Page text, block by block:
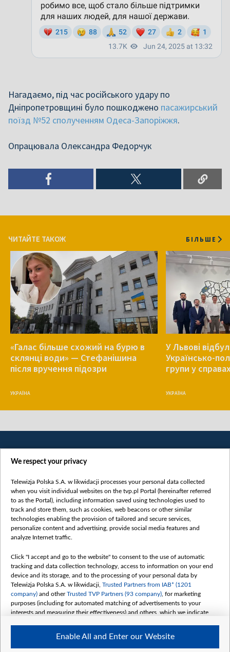
Нагадаємо, під час російського удару по
Дніпропетровщині було пошкоджено пасажирський
поїзд №52 сполученням Одеса-Запоріжжя.
Опрацювала Олександра Федорчук
ЧИТАЙТЕ ТАКОЖ БІЛЬШЕ
«Галас більше схожий на бурю в
склянці води» — Стефанішина
після вручення підозри
УКРАЇНА
У Львові
Українсько-
групи у
УКРАЇНА
Категорії
Новини
Докладно
Погляд
Цікаво
Slawa.tv
Про нас
Контакти
Правила використання матеріалів
We respect your privacy
Telewizja Polska S.A. w likwidacji processes your personal data collected
when you visit individual websites on the tvp.pl Portal (hereinafter referred
to as the Portal), including information saved using technologies used to
track and store them, such as cookies, web beacons or other similar
technologies enabling the provision of tailored and secure services,
personalize content and advertising, provide social media features and
analyze Internet traffic.
Click "I accept and go to the website" to consent to the use of automatic
tracking and data collection technology, access to information on your end
device and its storage, and to the processing of your personal data by
Telewizja Polska S.A. w likwidacji, Trusted Partners from IAB* (1201
company) and otherTrusted TVP Partners (93 company) , for marketing
purposes (including for automated matching of advertisements to your
interests and measuring their effectiveness) and others, which we indicate
The purposes of processing your data by TVP S.A. w likwidacji are as
follows:
Enable All and Enter our Website